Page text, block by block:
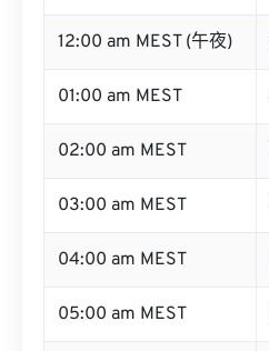
12:00 am MEST (午夜)
01:00 am MEST
02:00 am MEST
03:00 am MEST
04:00 am MEST
05:00 am MEST